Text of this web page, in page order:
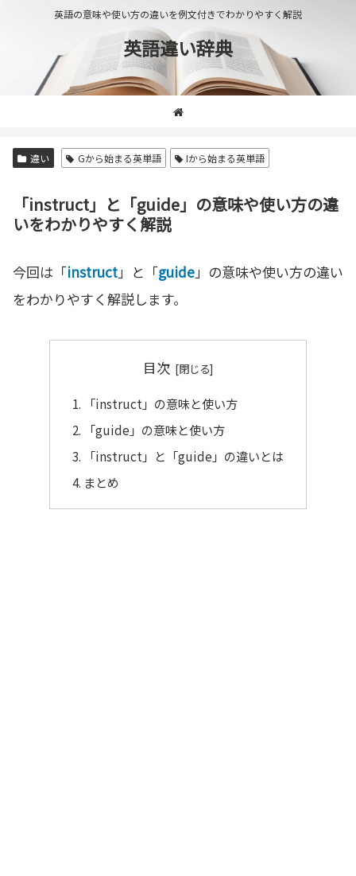
英語の意味や使い方の違いを例文付きでわかりやすく解説
英語違い辞典
違い Gから始まる英単語 Iから始まる英単語
「instruct」と「guide」の意味や使い方の違
いをわかりやすく解説
今回は「instruct」と「guide」の意味や使い方の違い
をわかりやすく解説します。
目次
「instruct」の意味と使い方
「guide」の意味と使い方
「instruct」と「guide」の違いとは
まとめ